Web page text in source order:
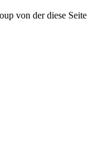
von der diese Seite